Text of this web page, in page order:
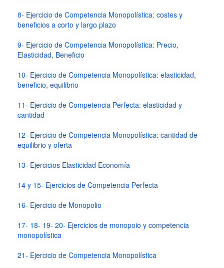
8- Ejercicio de Competencia Monopolística: costes y
beneficios a corto y largo plazo
9- Ejercicio de Competencia Monopolística: Precio,
Elasticidad, Beneficio
10- Ejercicio de Competencia Monopolística: elasticidad,
beneficio, equilibrio
11- Ejercicio de Competencia Perfecta: elasticidad y
cantidad
12- Ejercicio de Competencia Monopolística: cantidad de
equilibrio y oferta
13- Ejercicios Elasticidad Economía
14 y 15- Ejercicios de Competencia Perfecta
16- Ejercicio de Monopolio
17- 18- 19- 20- Ejercicios de monopoio y competencia
monopolística
21- Ejercicio de Competencia Monopolística